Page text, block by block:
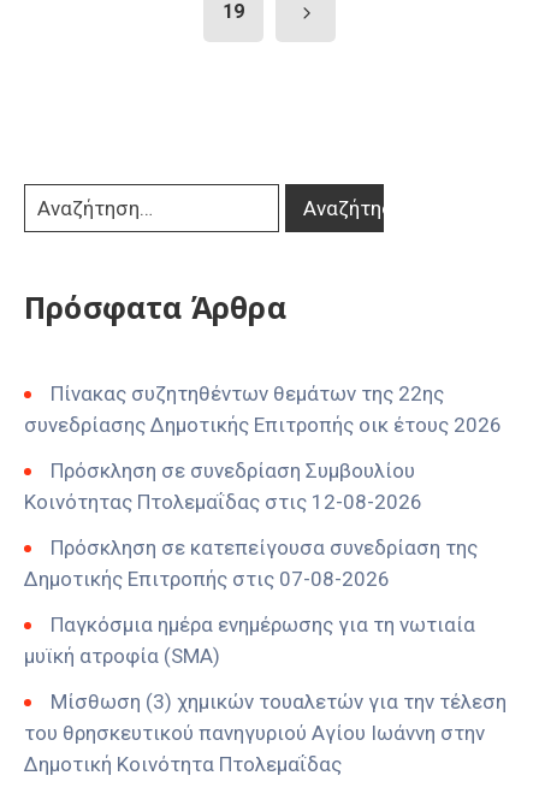
19
Πρόσφατα Άρθρα
Πίνακας συζητηθέντων θεμάτων της 22ης
συνεδρίασης Δημοτικής Επιτροπής οικ έτους 2026
Πρόσκληση σε συνεδρίαση Συμβουλίου
Κοινότητας Πτολεμαΐδας στις 12-08-2026
Πρόσκληση σε κατεπείγουσα συνεδρίαση της
Δημοτικής Επιτροπής στις 07-08-2026
Παγκόσμια ημέρα ενημέρωσης για τη νωτιαία
μυϊκή ατροφία (SMA)
Μίσθωση (3) χημικών τουαλετών για την τέλεση
του θρησκευτικού πανηγυριού Αγίου Ιωάννη στην
Δημοτική Κοινότητα Πτολεμαΐδας